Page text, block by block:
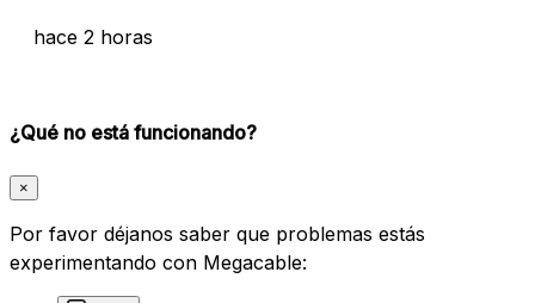
hace 2 horas
¿Qué no está funcionando?
×
Por favor déjanos saber que problemas estás
experimentando con Megacable: